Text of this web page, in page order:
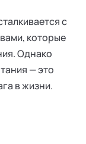
с
которые
Однако
— это
в жизни.